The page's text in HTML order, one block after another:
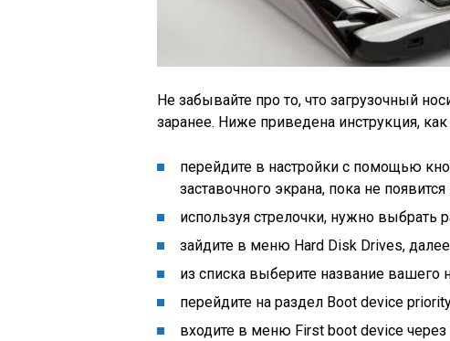
Не забывайте про то, что загрузочный
заранее. Ниже приведена инструкция,
перейдите в настройки с помощью
заставочного экрана, пока не появится
используя стрелочки, нужно выбрать
зайдите в меню Hard Disk Drives,
из списка выберите название вашего
перейдите на раздел Boot device
входите в меню First boot device через